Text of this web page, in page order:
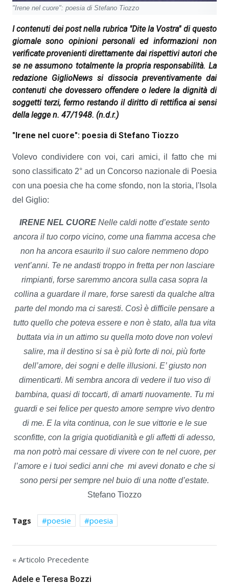
"Irene nel cuore": poesia di Stefano Tiozzo
I contenuti dei post nella rubrica "Dite la Vostra" di questo
giornale sono opinioni personali ed informazioni non
verificate provenienti direttamente dai rispettivi autori che
se ne assumono totalmente la propria responsabilità. La
redazione GiglioNews si dissocia preventivamente dai
contenuti che dovessero offendere o ledere la dignità di
soggetti terzi, fermo restando il diritto di rettifica ai sensi
della legge n. 47/1948. (n.d.r.)
"Irene nel cuore": poesia di Stefano Tiozzo
Volevo condividere con voi, cari amici, il fatto che mi
sono classificato 2° ad un Concorso nazionale di Poesia
con una poesia che ha come sfondo, non la storia, l'Isola
del Giglio:
IRENE NEL CUORE Nelle caldi notte d’estate sento
ancora il tuo corpo vicino, come una fiamma accesa che
non ha ancora esaurito il suo calore nemmeno dopo
vent’anni. Te ne andasti troppo in fretta per non lasciare
rimpianti, forse saremmo ancora sulla casa sopra la
collina a guardare il mare, forse saresti da qualche altra
parte del mondo ma ci saresti. Così è difficile pensare a
tutto quello che poteva essere e non è stato, alla tua vita
buttata via in un attimo su quella moto dove non volevi
salire, ma il destino si sa è più forte di noi, più forte
dell’amore, dei sogni e delle illusioni. E’ giusto non
dimenticarti. Mi sembra ancora di vedere il tuo viso di
bambina, quasi di toccarti, di amarti nuovamente. Tu mi
guardi e sei felice per questo amore sempre vivo dentro
di me. E la vita continua, con le sue vittorie e le sue
sconfitte, con la grigia quotidianità e gli affetti di adesso,
ma non potrò mai cessare di vivere con te nel cuore, per
l’amore e i tuoi sedici anni che mi avevi donato e che si
sono persi per sempre nel buio di una notte d’estate.
Stefano Tiozzo
Tags poesie poesia
« Articolo Precedente
Adele e Teresa Bozzi